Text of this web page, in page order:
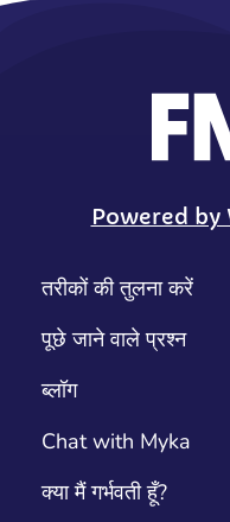
Powered by
तरीकों की तुलना करें
पूछे जाने वाले प्रश्न
ब्लॉग
Chat with Myka
क्या मैं गर्भवती हूँ?